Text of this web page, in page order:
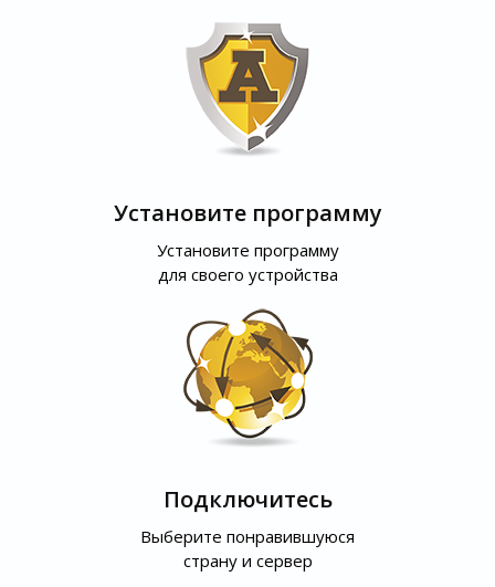
Установите программу
Установите программу
для своего устройства
Подключитесь
Выберите понравившуюся
страну и сервер